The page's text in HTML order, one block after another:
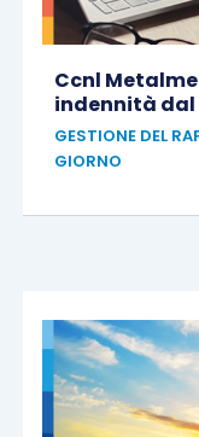
Ccnl
indennità dal
GESTIONE DEL
GIORNO